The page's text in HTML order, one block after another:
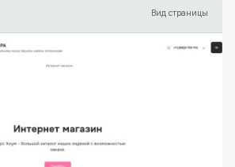
Вид страницы